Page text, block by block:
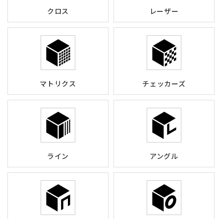
クロス レーザー
マトリクス チェッカーズ
ライン アングル